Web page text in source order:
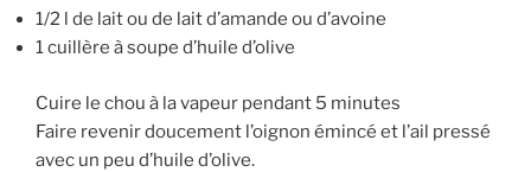
1/2 l de lait ou de lait d’amande ou d’avoine
1 cuillère à soupe d’huile d’olive
Cuire le chou à la vapeur pendant 5 minutes
Faire revenir doucement l’oignon émincé et l’ail pressé
avec un peu d’huile d’olive.